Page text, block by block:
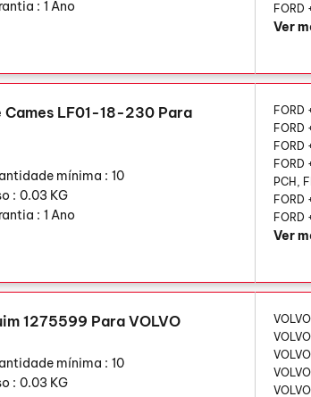
: 1 Ano
FORD
Ver
Cames LF01-18-230 Para
mínima : 10
: 0.03 KG
: 1 Ano
FORD
FORD
FORD
FORD
PCH,
FORD
FORD
Ver
1275599 Para VOLVO
mínima : 10
: 0.03 KG